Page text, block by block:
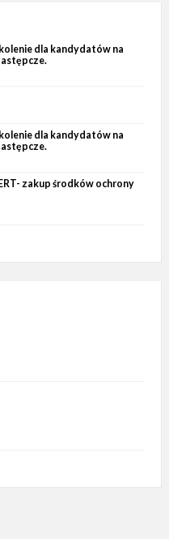
dla kandydatów na
dla kandydatów na
zakup środków ochrony